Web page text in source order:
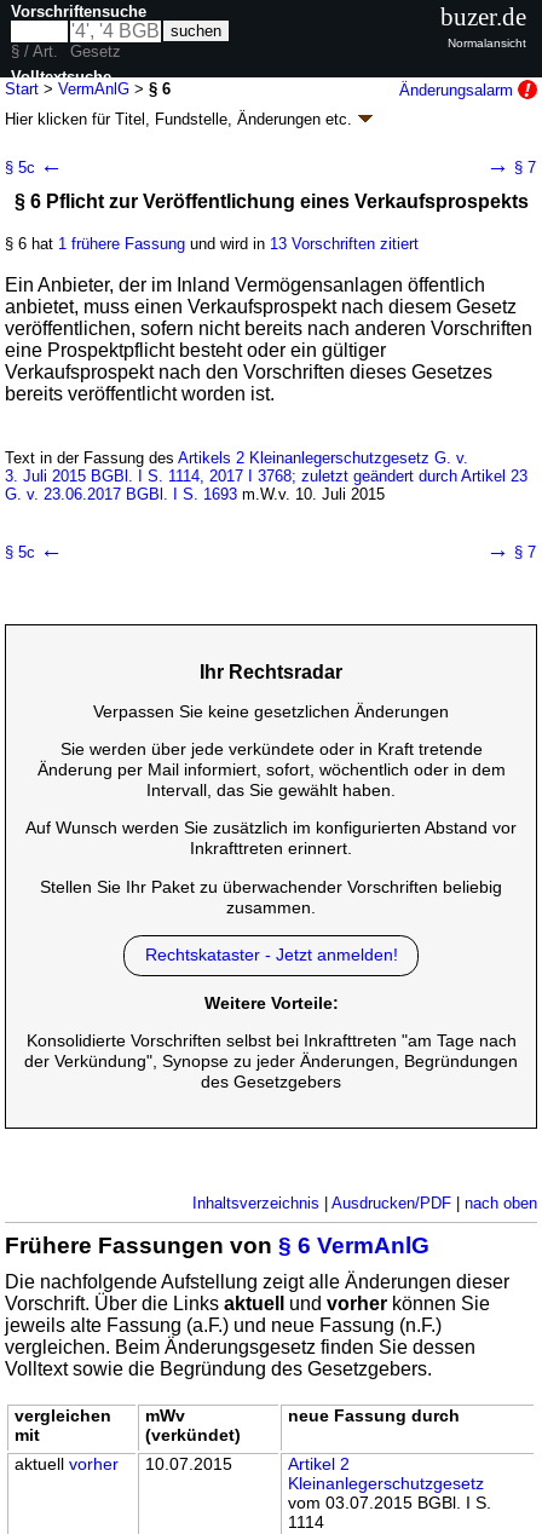
Start >VermAnlG >§ 6
Änderungsalarm
Hier klicken fürTitel, Fundstelle, Änderungen etc.
Artikel 22G. v. 04.02.2026BGBl. 2026 I Nr. 33
Börsenvorschriften
wird in 134 Vorschriften zitiert
Abschnitt 2 Verkaufsprospekt, Vermögensanlagen-
Informationsblatt und Information der Anleger
Unterabschnitt 1 Pflichten des Anbieters
§ 5c ← → § 7
§ 6 Pflicht zur Veröffentlichung eines Verkaufsprospekts
§ 6 hat 1 frühere Fassung und wird in 13 Vorschriften zitiert
Ein Anbieter, der im Inland Vermögensanlagen öffentlich
anbietet, muss einen Verkaufsprospekt nach diesem Gesetz
veröffentlichen, sofern nicht bereits nach anderen Vorschriften
eine Prospektpflicht besteht oder ein gültiger
Verkaufsprospekt nach den Vorschriften dieses Gesetzes
bereits veröffentlicht worden ist.
Text in der Fassung desArtikels 2 Kleinanlegerschutzgesetz G. v.
3. Juli 2015 BGBl. I S. 1114, 2017 I 3768; zuletzt geändert durch Artikel 23
G. v. 23.06.2017 BGBl. I S. 1693 m.W.v. 10. Juli 2015
§ 5c ← → § 7
Ihr Rechtsradar
Verpassen Sie keine gesetzlichen Änderungen
Sie werden über jede verkündete oder in Kraft tretende
Änderung per Mail informiert, sofort, wöchentlich oder in dem
Intervall, das Sie gewählt haben.
Auf Wunsch werden Sie zusätzlich im konfigurierten Abstand vor
Inkrafttreten erinnert.
Stellen Sie Ihr Paket zu überwachender Vorschriften beliebig
zusammen.
Rechtskataster - Jetzt anmelden!
Weitere Vorteile:
Konsolidierte Vorschriften selbst bei Inkrafttreten "am Tage nach
der Verkündung", Synopse zu jeder Änderungen, Begründungen
des Gesetzgebers
Inhaltsverzeichnis Ausdrucken/PDF| nach oben
Frühere Fassungen von§ 6 VermAnlG
Die nachfolgende Aufstellung zeigt alle Änderungen dieser
Vorschrift. Über die Linksaktuell undvorher können Sie
jeweils alte Fassung (a.F.) und neue Fassung (n.F.)
vergleichen. Beim Änderungsgesetz finden Sie dessen
Volltext sowie die Begründung des Gesetzgebers.
vergleichen
mit
mWv
(verkündet)
neue Fassung durch
aktuellvorher 10.07.2015
Artikel 2
Kleinanlegerschutzgesetz
vom 03.07.2015 BGBl. I S.
1114
Vorschriftensuche
§ / Art.
Gesetz
Volltextsuche
nur in VermAnlG
buzer.de
Normalansicht